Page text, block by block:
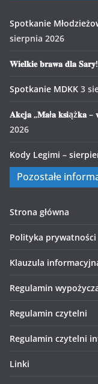
Spotkanie
sierpnia 2026
𝐖𝐢𝐞𝐥𝐤𝐢𝐞 𝐛𝐫𝐚𝐰𝐚 𝐝𝐥𝐚 𝐒𝐚𝐫𝐲!
Spotkanie MDKK 3
𝐀𝐤𝐜𝐣𝐚 „𝐌𝐚ł𝐚 𝐤𝐬𝐢ąż𝐤𝐚 –
2026
Kody Legimi –
Pozostałe
Strona główna
Polityka prywatności
Klauzula
Regulamin
Regulamin czytelni
Regulamin czytelni
Linki